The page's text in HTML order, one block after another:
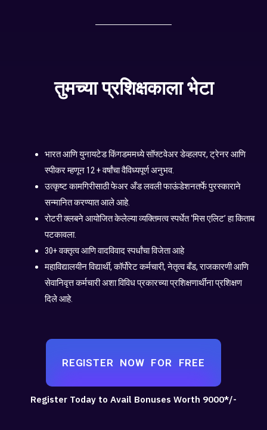
तुमच्या प्रशिक्षकाला भेटा
भारत आणि युनायटेड किंगडममध्ये सॉफ्टवेअर डेव्हलपर, ट्रेनर आणि
स्पीकर म्हणून 12 + वर्षांचा वैविध्यपूर्ण अनुभव.
उत्कृष्ट कामगिरीसाठी फेअर अँड लवली फाऊंडेशनतर्फे पुरस्काराने
सन्मानित करण्यात आले आहे.
रोटरी क्लबने आयोजित केलेल्या व्यक्तिमत्व स्पर्धेत ‘मिस एलिट’ हा किताब
पटकावला.
30+ वक्तृत्व आणि वादविवाद स्पर्धांचा विजेता आहे
महाविद्यालयीन विद्यार्थी, कॉर्पोरेट कर्मचारी, नेतृत्व बँड, राजकारणी आणि
सेवानिवृत्त कर्मचारी अशा विविध प्रकारच्या प्रशिक्षणार्थींना प्रशिक्षण
दिले आहे.
REGISTER NOW FOR FREE
Register Today to Avail Bonuses Worth 9000*/-